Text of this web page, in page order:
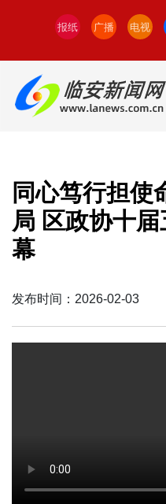
报纸 广播 电视
同心笃行担使
局 区政协十
幕
发布时间：2026-02-03